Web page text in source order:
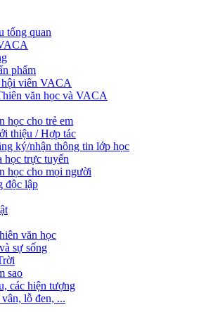
tổng quan
phẩm
viên VACA
văn học và VACA
học cho trẻ em
thiệu / Hợp tác
ký/nhận thông tin lớp học
học trực tuyến
học cho mọi người
độc lập
văn học
sự sống
sao
các hiện tượng
lỗ đen, ...